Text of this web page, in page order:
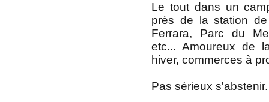
Le tout dans un
près de la station
Ferrara, Parc du
etc... Amoureux de
hiver, commerces à
Pas sérieux s'abstenir.